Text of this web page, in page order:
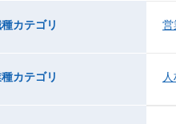
カテゴリ 営
カテゴリ